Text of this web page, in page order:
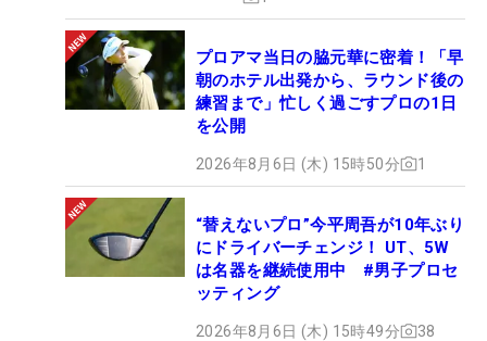
プロアマ当日の脇元華に密着！「早
朝のホテル出発から、ラウンド後の
練習まで」忙しく過ごすプロの1日
を公開
2026年8月6日 (木) 15時50分 1
“替えないプロ”今平周吾が10年ぶり
にドライバーチェンジ！ UT、5W
は名器を継続使用中 #男子プロセ
ッティング
2026年8月6日 (木) 15時49分 38